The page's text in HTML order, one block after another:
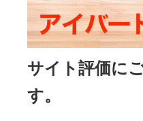
サイト評価に
す。